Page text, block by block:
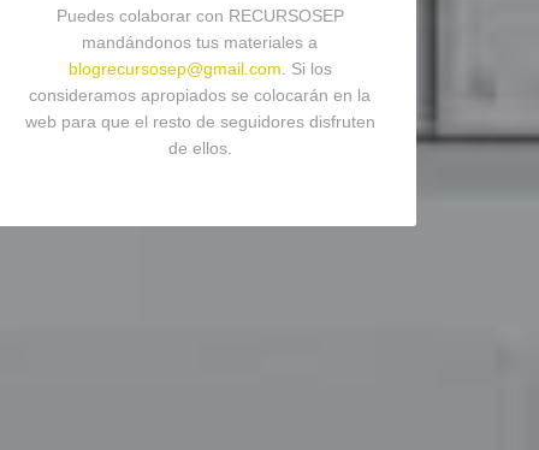
Puedes colaborar con RECURSOSEP
mandándonos tus materiales a
blogrecursosep@gmail.com . Si los
consideramos apropiados se colocarán en la
web para que el resto de seguidores disfruten
de ellos.